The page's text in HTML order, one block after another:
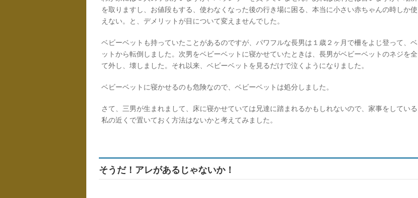
を取りますし、お値段もする、使わなくなった後の行き場に困る、本当に小さい赤ちゃんの時しか使
えない。と、デメリットが目について変えませんでした。
ベビーベットも持っていたことがあるのですが、パワフルな長男は１歳２ヶ月で柵をよじ登って、ベ
ットから転倒しました。次男をベビーベットに寝かせていたときは、長男がベビーベットのネジを全
て外し、壊しました。それ以来、ベビーベットを見るだけで泣くようになりました。
ベビーベットに寝かせるのも危険なので、ベビーベットは処分しました。
さて、三男が生まれまして、床に寝かせていては兄達に踏まれるかもしれないので、家事をしている
私の近くで置いておく方法はないかと考えてみました。
そうだ！アレがあるじゃないか！